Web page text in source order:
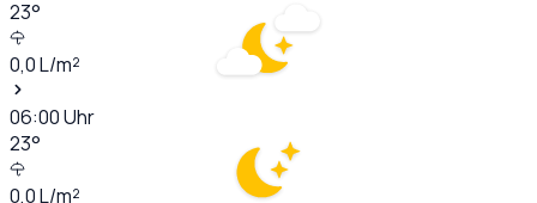
23°
0,0L/m²
06:00Uhr
23°
0,0L/m²